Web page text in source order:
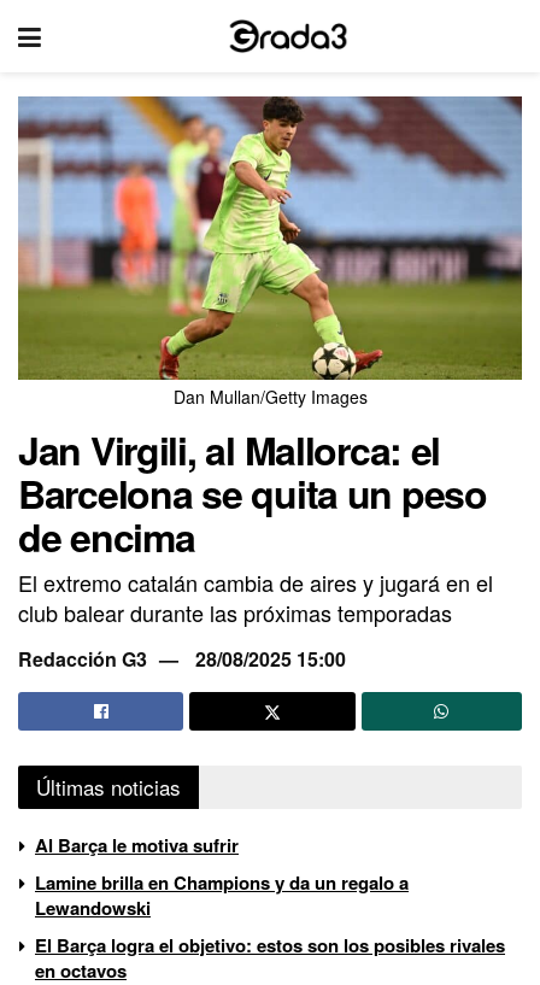
Dan Mullan/Getty Images
Jan Virgili, al Mallorca: el
Barcelona se quita un peso
de encima
El extremo catalán cambia de aires y jugará en el
club balear durante las próximas temporadas
Redacción G3 28/08/2025 15:00
Últimas noticias
Al Barça le motiva sufrir
Lamine brilla en Champions y da un regalo a
Lewandowski
El Barça logra el objetivo: estos son los posibles rivales
en octavos